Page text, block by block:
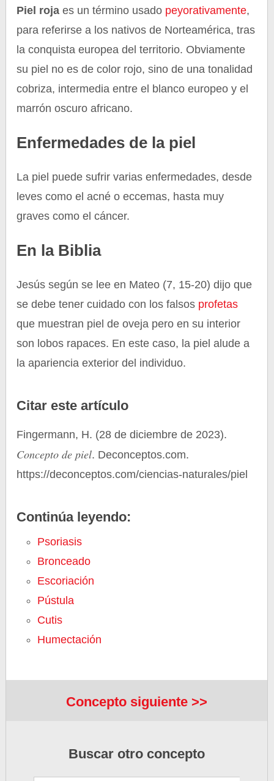
Piel roja es un término usado peyorativamente,
para referirse a los nativos de Norteamérica, tras
la conquista europea del territorio. Obviamente
su piel no es de color rojo, sino de una tonalidad
cobriza, intermedia entre el blanco europeo y el
marrón oscuro africano.
Enfermedades de la piel
La piel puede sufrir varias enfermedades, desde
leves como el acné o eccemas, hasta muy
graves como el cáncer.
En la Biblia
Jesús según se lee en Mateo (7, 15-20) dijo que
se debe tener cuidado con los falsos profetas
que muestran piel de oveja pero en su interior
son lobos rapaces. En este caso, la piel alude a
la apariencia exterior del individuo.
Citar este artículo
Fingermann, H. (28 de diciembre de 2023).
Concepto de piel. Deconceptos.com.
https://deconceptos.com/ciencias-naturales/piel
Continúa leyendo:
Psoriasis
Bronceado
Escoriación
Pústula
Cutis
Humectación
Concepto siguiente >>
Buscar otro concepto